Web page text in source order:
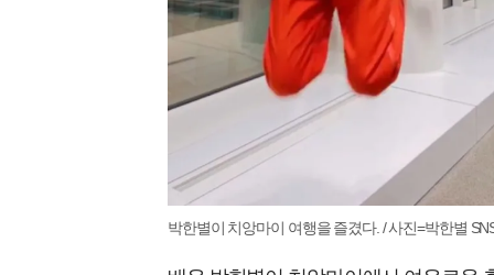
박한별이 치앙마이 여행을 즐겼다. / 사진=박한별